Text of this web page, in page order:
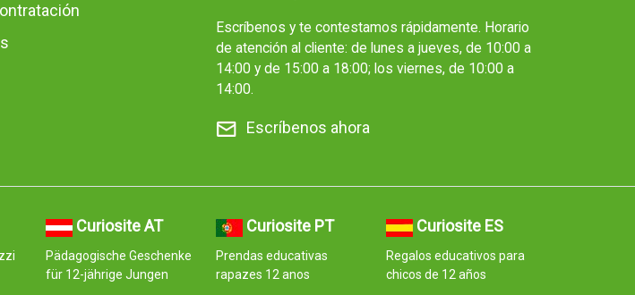
Escríbenos y te contestamos rápidamente. Horario
de atención al cliente: de lunes a jueves, de 10:00 a
14:00 y de 15:00 a 18:00; los viernes, de 10:00 a
14:00.
Escríbenos ahora
Curiosite AT
Pädagogische Geschenke
für 12-jährige Jungen
Curiosite PT
Prendas educativas
rapazes 12 anos
Curiosite ES
Regalos educativos para
chicos de 12 años